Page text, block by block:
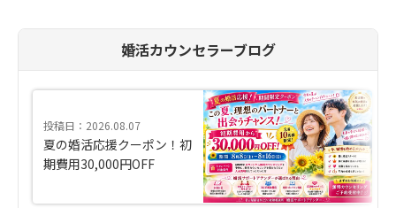
婚活カウンセラーブログ
投稿日：2026.08.07
夏の婚活応援クーポン！初
期費用30,000円OFF